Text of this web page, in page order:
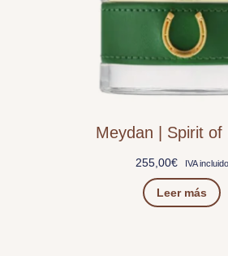
Meydan | Spirit of
255,00€ IVA incluido
Leer más